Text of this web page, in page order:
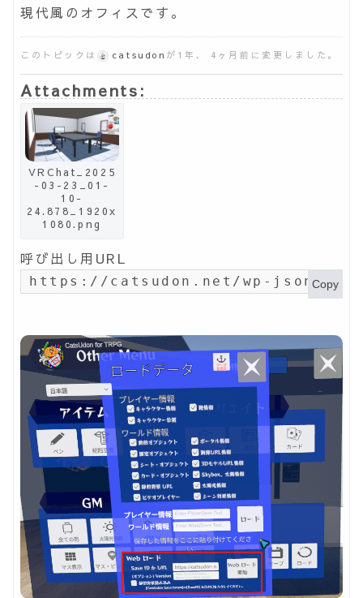
現代風のオフィスです。
このトピックは catsudon が1年、 4ヶ月前に変更しました。
Attachments:
VRChat_2025
-03-23_01-
10-
24.878_1920x
1080.png
呼び出し用URL
https://catsudon.net/wp-json/my-
Copy